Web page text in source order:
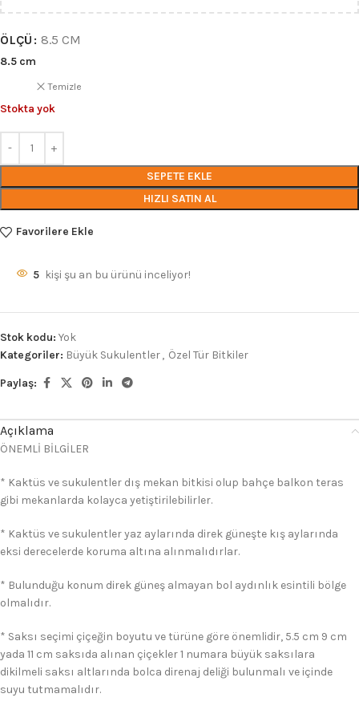
ÖLÇÜ 8.5 CM
8.5 cm
Temizle
Stokta yok
SEPETE EKLE
HIZLI SATIN AL
Favorilere Ekle
5 kişi şu an bu ürünü inceliyor!
Stok kodu: Yok
Kategoriler: Büyük Sukulentler, Özel Tür Bitkiler
Paylaş:
Açıklama
ÖNEMLİ BİLGİLER
* Kaktüs ve sukulentler dış mekan bitkisi olup bahçe balkon teras
gibi mekanlarda kolayca yetiştirilebilirler.
* Kaktüs ve sukulentler yaz aylarında direk güneşte kış aylarında
eksi derecelerde koruma altına alınmalıdırlar.
* Bulunduğu konum direk güneş almayan bol aydınlık esintili bölge
olmalıdır.
* Saksı seçimi çiçeğin boyutu ve türüne göre önemlidir, 5.5 cm 9 cm
yada 11 cm saksıda alınan çiçekler 1 numara büyük saksılara
dikilmeli saksı altlarında bolca direnaj deliği bulunmalı ve içinde
suyu tutmamalıdır.